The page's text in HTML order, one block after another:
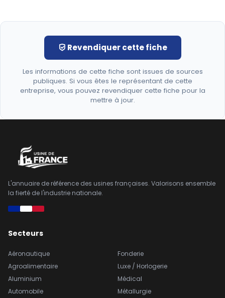
Revendiquer cette fiche
Les informations de cette fiche sont issues de sources
publiques. Si vous êtes le représentant de cette
entreprise, vous pouvez revendiquer cette fiche pour la
mettre à jour.
L'annuaire de référence des usines françaises. Valorisons ensemble
la fierté de l'industrie nationale.
Secteurs
Aéronautique
Agroalimentaire
Aluminium
Automobile
Fonderie
Luxe / Horlogerie
Médical
Métallurgie